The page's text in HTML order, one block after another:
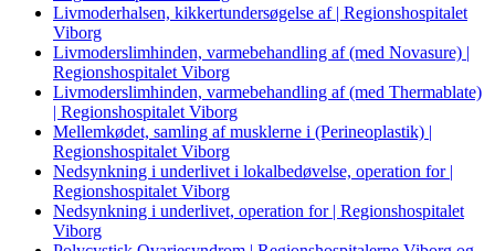
Livmoderhalsen, kikkertundersøgelse af | Regionshospitalet
Viborg
Livmoderslimhinden, varmebehandling af (med Novasure) |
Regionshospitalet Viborg
Livmoderslimhinden, varmebehandling af (med Thermablate)
| Regionshospitalet Viborg
Mellemkødet, samling af musklerne i (Perineoplastik) |
Regionshospitalet Viborg
Nedsynkning i underlivet i lokalbedøvelse, operation for |
Regionshospitalet Viborg
Nedsynkning i underlivet, operation for | Regionshospitalet
Viborg